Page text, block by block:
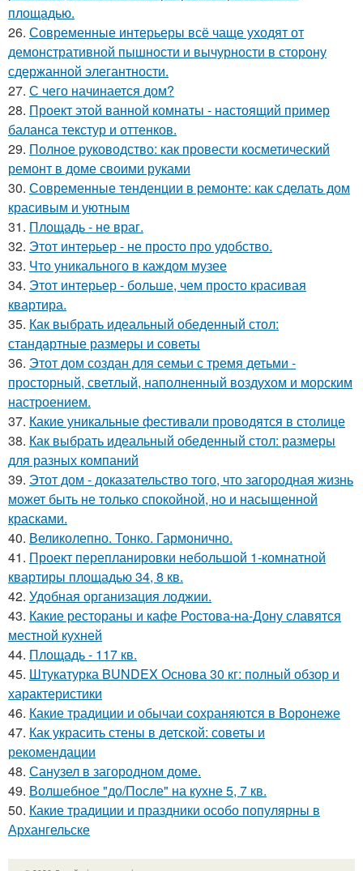
площадью.
26. Современные интерьеры всё чаще уходят от
демонстративной пышности и вычурности в сторону
сдержанной элегантности.
27. С чего начинается дом?
28. Проект этой ванной комнаты - настоящий пример
баланса текстур и оттенков.
29. Полное руководство: как провести косметический
ремонт в доме своими руками
30. Современные тенденции в ремонте: как сделать дом
красивым и уютным
31. Площадь - не враг.
32. Этот интерьер - не просто про удобство.
33. Что уникального в каждом музее
34. Этот интерьер - больше, чем просто красивая
квартира.
35. Как выбрать идеальный обеденный стол:
стандартные размеры и советы
36. Этот дом создан для семьи с тремя детьми -
просторный, светлый, наполненный воздухом и морским
настроением.
37. Какие уникальные фестивали проводятся в столице
38. Как выбрать идеальный обеденный стол: размеры
для разных компаний
39. Этот дом - доказательство того, что загородная жизнь
может быть не только спокойной, но и насыщенной
красками.
40. Великолепно. Тонко. Гармонично.
41. Проект перепланировки небольшой 1-комнатной
квартиры площадью 34, 8 кв.
42. Удобная организация лоджии.
43. Какие рестораны и кафе Ростова-на-Дону славятся
местной кухней
44. Площадь - 117 кв.
45. Штукатурка BUNDEX Основа 30 кг: полный обзор и
характеристики
46. Какие традиции и обычаи сохраняются в Воронеже
47. Как украсить стены в детской: советы и
рекомендации
48. Санузел в загородном доме.
49. Волшебное "до/После" на кухне 5, 7 кв.
50. Какие традиции и праздники особо популярны в
Архангельске